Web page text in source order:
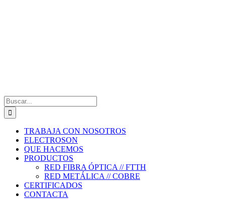
Buscar:
TRABAJA CON NOSOTROS
ELECTROSON
QUE HACEMOS
PRODUCTOS
RED FIBRA ÓPTICA // FTTH
RED METÁLICA // COBRE
CERTIFICADOS
CONTACTA